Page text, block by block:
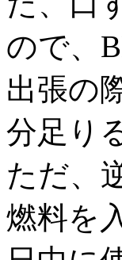
ので、
出張の
分足り
ただ、
燃料を